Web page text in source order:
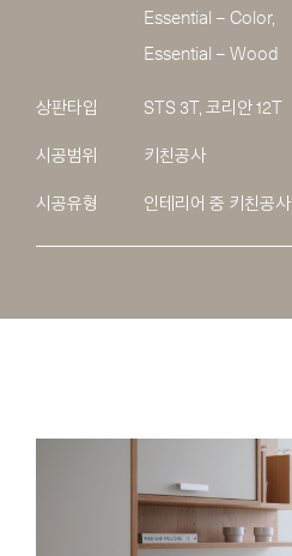
Essential – Color,
Essential – Wood
상판타입 STS 3T, 코리안 12T
시공범위 키친공사
시공유형 인테리어 중 키친공사